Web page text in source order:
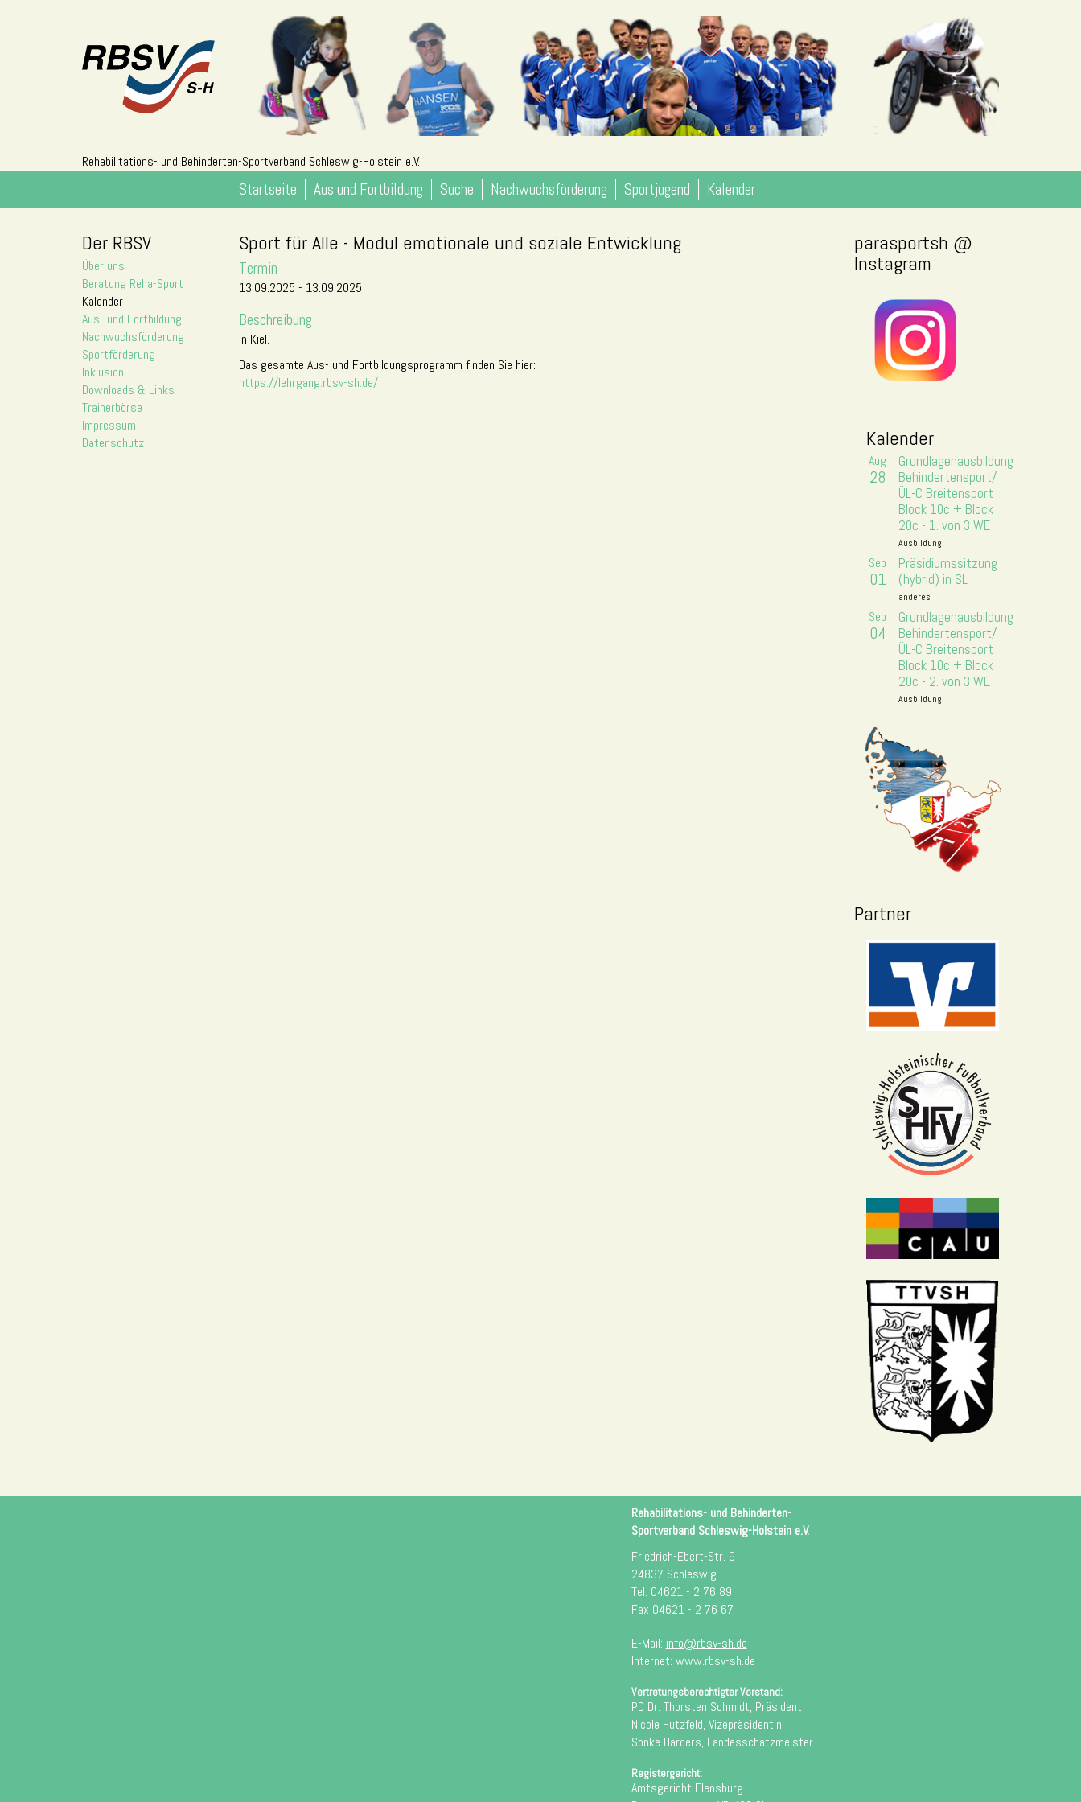
Rehabilitations- und Behinderten-Sportverband Schleswig-Holstein e.V.
Startseite Aus und Fortbildung Suche Nachwuchsförderung Sportjugend Kalender
Der RBSV
Über uns
Beratung Reha-Sport
Kalender
Aus- und Fortbildung
Nachwuchsförderung
Sportförderung
Inklusion
Downloads & Links
Trainerbörse
Impressum
Datenschutz
Sport für Alle - Modul emotionale und soziale Entwicklung
Termin
13.09.2025 - 13.09.2025
Beschreibung
In Kiel.
Das gesamte Aus- und Fortbildungsprogramm finden Sie hier:
https://lehrgang.rbsv-sh.de/
parasportsh @
Instagram
Kalender
Aug
28
Grundlagenausbildung
Behindertensport/
ÜL-C Breitensport
Block 10c + Block
20c - 1. von 3 WE
Ausbildung
Sep
01
Präsidiumssitzung
(hybrid) in SL
anderes
Sep
04
Grundlagenausbildung
Behindertensport/
ÜL-C Breitensport
Block 10c + Block
20c - 2. von 3 WE
Ausbildung
Partner
Rehabilitations- und Behinderten-
Sportverband Schleswig-Holstein e.V.
Friedrich-Ebert-Str. 9
24837 Schleswig
Tel. 04621 - 2 76 89
Fax 04621 - 2 76 67
E-Mail: info@rbsv-sh.de
Internet: www.rbsv-sh.de
Vertretungsberechtigter Vorstand:
PD Dr. Thorsten Schmidt, Präsident
Nicole Hutzfeld, Vizepräsidentin
Sönke Harders, Landesschatzmeister
Registergericht:
Amtsgericht Flensburg